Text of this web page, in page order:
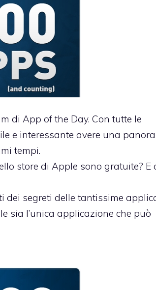
di App of the Day. Con tutte le
e interessante avere una
tempi.
store di Apple sono gratuite? E
dei segreti delle tantissime
sia l’unica applicazione che può